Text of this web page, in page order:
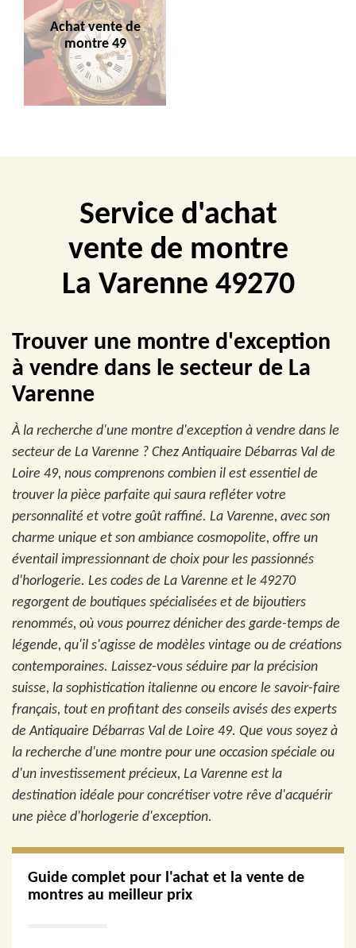
Achat vente de
montre 49
Service d'achat
vente de montre
La Varenne 49270
Trouver une montre d'exception
à vendre dans le secteur de La
Varenne
À la recherche d'une montre d'exception à vendre dans le
secteur de La Varenne ? Chez Antiquaire Débarras Val de
Loire 49, nous comprenons combien il est essentiel de
trouver la pièce parfaite qui saura refléter votre
personnalité et votre goût raffiné. La Varenne, avec son
charme unique et son ambiance cosmopolite, offre un
éventail impressionnant de choix pour les passionnés
d'horlogerie. Les codes de La Varenne et le 49270
regorgent de boutiques spécialisées et de bijoutiers
renommés, où vous pourrez dénicher des garde-temps de
légende, qu'il s'agisse de modèles vintage ou de créations
contemporaines. Laissez-vous séduire par la précision
suisse, la sophistication italienne ou encore le savoir-faire
français, tout en profitant des conseils avisés des experts
de Antiquaire Débarras Val de Loire 49. Que vous soyez à
la recherche d'une montre pour une occasion spéciale ou
d'un investissement précieux, La Varenne est la
destination idéale pour concrétiser votre rêve d'acquérir
une pièce d'horlogerie d'exception.
Guide complet pour l'achat et la vente de
montres au meilleur prix